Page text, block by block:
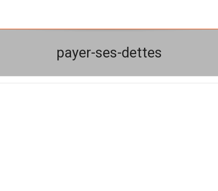
payer-ses-dettes